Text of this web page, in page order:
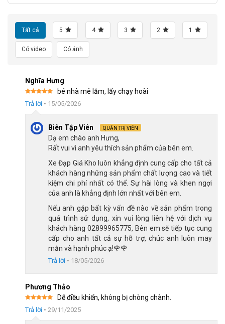
Khung xe làm bằng hợp kim thép
Khung Xe Đạp Trẻ Em Royal Baby FreeStyle FS7 18 Inch là bộ
phận quan trọng của xe đạp, phần khung thân xe được làm từ
thể thiết kế, phần khung được chăm chút tỉ mỉ với chất sơn cao
cấp và màu đỏ năng động.
Khung hợp kim thép cứng cáp
Yên xe thoải mái
Kiểu dáng cá tính, năng động rất thích hợp cho các bé trai, phần
cọc yên xe còn có thể tinh chỉnh theo ý muốn tùy thuộc vào
chiều cao của bé để bé có thể thoải mái cầm lái xe. Phần yên
Tất cả 5 4 3 2 1
Có video Có ảnh
Nghĩa Hưng
Được xếp
hạng5 5
bé nhà mê lắm, lấy chạy hoài
Trả lời • 15/05/2026
Biên Tập Viên QUẢN TRỊ VIÊN
Dạ em chào anh Hưng,
Rất vui vì anh yêu thích sản phẩm của bên em.
Xe Đạp Giá Kho luôn khẳng định cung cấp cho tất cả
khách hàng những sản phẩm chất lượng cao và tiết
kiệm chi phí nhất có thể. Sự hài lòng và khen ngợi
của anh là khẳng định lớn nhất với bên em.
Nếu anh gặp bất kỳ vấn đề nào về sản phẩm trong
quá trình sử dụng, xin vui lòng liên hệ với dịch vụ
khách hàng 02899965775, Bên em sẽ tiếp tục cung
cấp cho anh tất cả sự hỗ trợ, chúc anh luôn may
mắn và hạnh phúc ạ!🌹🌹
Trả lời • 18/05/2026
Phương Thảo
Được xếp
hạng5 5
Dễ điều khiển, không bị chòng chành.
Trả lời • 29/11/2025